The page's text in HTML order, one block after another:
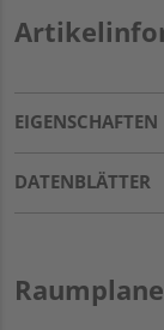
EIGENSCHAFTEN
DATENBLÄTTER